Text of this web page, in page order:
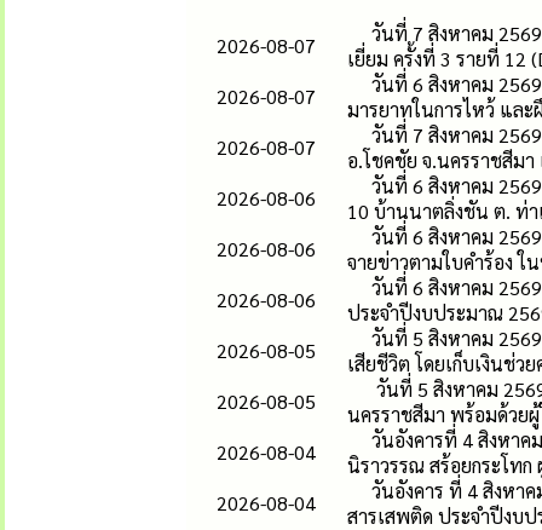
2026-08-07
วันที่ 7 สิงหาคม
เยี่ยม ครั้งที่ 3 รายที่ 12
2026-08-07
วันที่ 6 สิงหาคม
มารยาทในการไหว้ และ
2026-08-07
วันที่ 7 สิงหาคม
อ.โชคชัย จ.นครราชสีม
2026-08-06
วันที่ 6 สิงหาคม
10 บ้านนาตลิ่งชัน ต. ท่า
2026-08-06
วันที่ 6 สิงหาคม
จายข่าวตามใบคำร้อง
2026-08-06
วันที่ 6 สิงหาคม
ประจำปีงบประมาณ
2026-08-05
วันที่ 5 สิงหาคม
เสียชีวิต โดยเก็บเงินช่
2026-08-05
วันที่ 5 สิงหาคม
นครราชสีมา พร้อมด้ว
2026-08-04
วันอังคารที่ 4 สิงหา
นิราวรรณ สร้อยกระโท
2026-08-04
วันอังคาร ที่ 4 สิงหา
สารเสพติด ประจำปีงบ